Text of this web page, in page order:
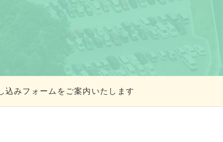
込みフォームをご案内いたします